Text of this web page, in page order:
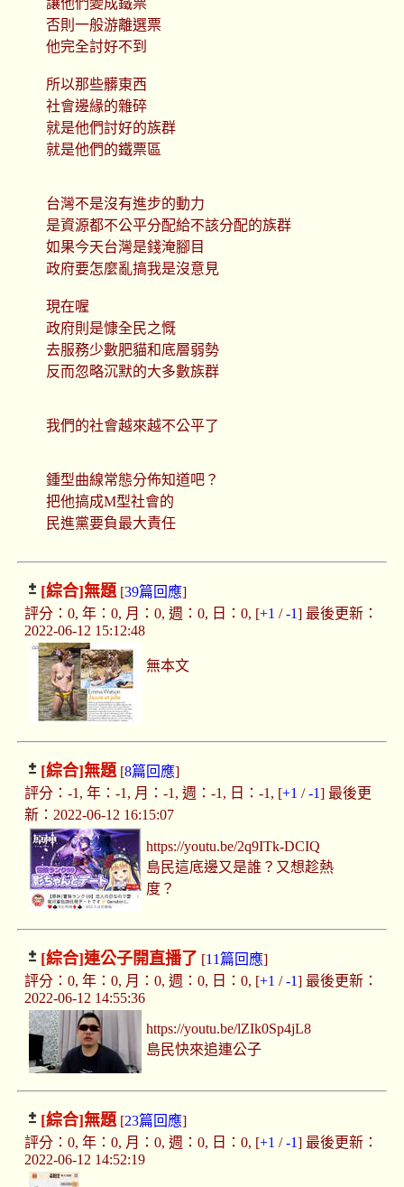
讓他們變成鐵票
否則一般游離選票
他完全討好不到
所以那些髒東西
社會邊緣的雜碎
就是他們討好的族群
就是他們的鐵票區
台灣不是沒有進步的動力
是資源都不公平分配給不該分配的族群
如果今天台灣是錢淹腳目
政府要怎麼亂搞我是沒意見
現在喔
政府則是慷全民之慨
去服務少數肥貓和底層弱勢
反而忽略沉默的大多數族群
我們的社會越來越不公平了
鍾型曲線常態分佈知道吧？
把他搞成M型社會的
民進黨要負最大責任
[綜合]無題[39篇回應]
評分：0, 年：0, 月：0, 週：0, 日：0, [+1 /-1] 最後更新：
2022-06-12 15:12:48
無本文
[綜合]無題[8篇回應]
評分：-1, 年：-1, 月：-1, 週：-1, 日：-1, [+1 /-1] 最後更
新：2022-06-12 16:15:07
https://youtu.be/2q9ITk-DCIQ
島民這底邊又是誰？又想趁熱
度？
[綜合]連公子開直播了 [11篇回應]
評分：0, 年：0, 月：0, 週：0, 日：0, [+1 /-1] 最後更新：
2022-06-12 14:55:36
https://youtu.be/lZIk0Sp4jL8
島民快來追連公子
[綜合]無題[23篇回應]
評分：0, 年：0, 月：0, 週：0, 日：0, [+1 /-1] 最後更新：
2022-06-12 14:52:19